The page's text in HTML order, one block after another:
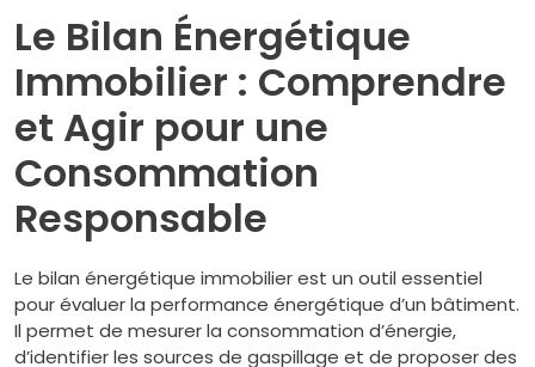
Le Bilan Énergétique
Immobilier : Comprendre
et Agir pour une
Consommation
Responsable
Le bilan énergétique immobilier est un outil essentiel
pour évaluer la performance énergétique d’un bâtiment.
Il permet de mesurer la consommation d’énergie,
d’identifier les sources de gaspillage et de proposer des